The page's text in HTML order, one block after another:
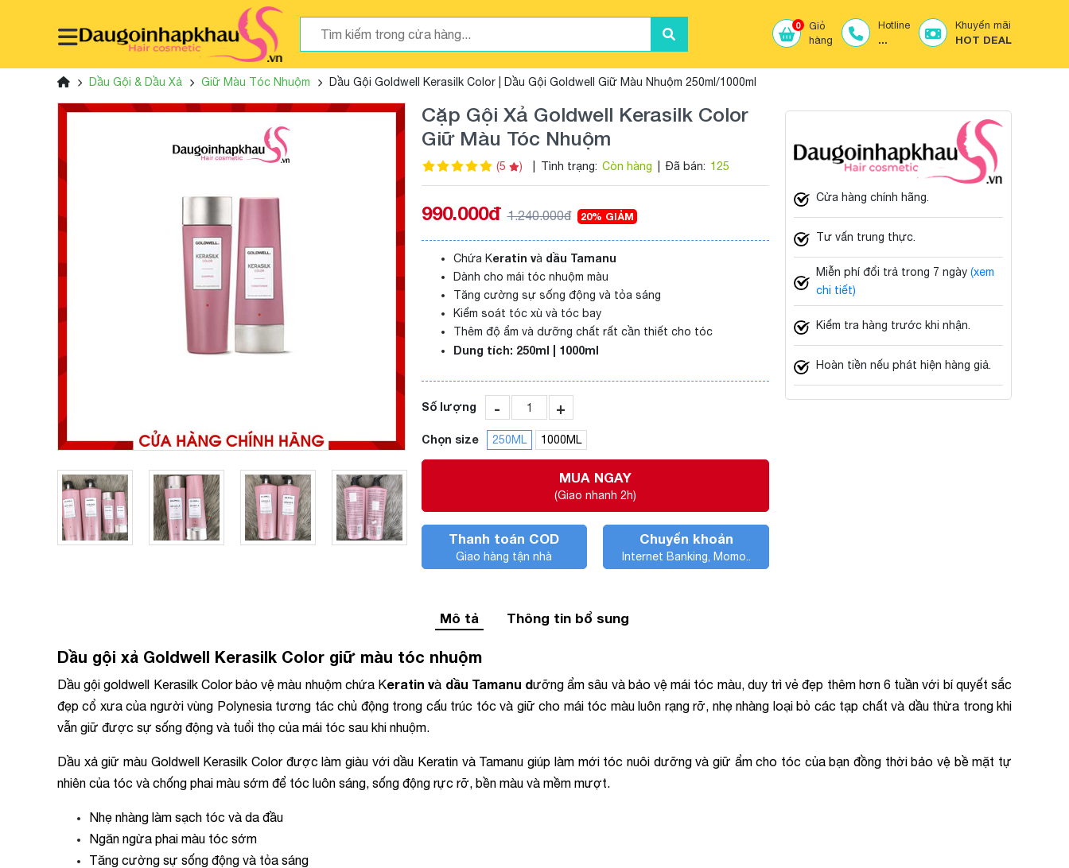
0
Giỏ
hàng
Hotline
...
Khuyến mãi
HOT DEAL
Dầu Gội & Dầu Xả Giữ Màu Tóc Nhuộm Dầu Gội Goldwell Kerasilk Color | Dầu Gội Goldwell Giữ Màu Nhuộm 250ml/1000ml
Cặp Gội Xả Goldwell Kerasilk Color
Giữ Màu Tóc Nhuộm
(5 ) Tình trạng: Còn hàng Đã bán: 125
990.000đ 1.240.000đ 20% GIẢM
Chứa Keratin và dầu Tamanu
Dành cho mái tóc nhuộm màu
Tăng cường sự sống động và tỏa sáng
Kiểm soát tóc xù và tóc bay
Thêm độ ẩm và dưỡng chất rất cần thiết cho tóc
Dung tích: 250ml | 1000ml
Số lượng - +
Chọn size 250ML 1000ML
MUA NGAY
(Giao nhanh 2h)
Thanh toán COD
Giao hàng tận nhà
Chuyển khoản
Internet Banking, Momo..
Cửa hàng chính hãng.
Tư vấn trung thực.
Miễn phí đổi trả trong 7 ngày (xem
chi tiết)
Kiểm tra hàng trước khi nhận.
Hoàn tiền nếu phát hiện hàng giả.
Mô tả Thông tin bổ sung
Dầu gội xả Goldwell Kerasilk Color giữ màu tóc nhuộm
Dầu gội goldwell Kerasilk Color bảo vệ màu nhuộm chứa Keratin và dầu Tamanu dưỡng ẩm sâu và bảo vệ mái tóc màu, duy trì vẻ đẹp thêm hơn 6 tuần với bí quyết sắc
đẹp cổ xưa của người vùng Polynesia tương tác chủ động trong cấu trúc tóc và giữ cho mái tóc màu luôn rạng rỡ, nhẹ nhàng loại bỏ các tạp chất và dầu thừa trong khi
vẫn giữ được sự sống động và tuổi thọ của mái tóc sau khi nhuộm.
Dầu xả giữ màu Goldwell Kerasilk Color được làm giàu với dầu Keratin và Tamanu giúp làm mới tóc nuôi dưỡng và giữ ẩm cho tóc của bạn đồng thời bảo vệ bề mặt tự
nhiên của tóc và chống phai màu sớm để tóc luôn sáng, sống động rực rỡ, bền màu và mềm mượt.
Nhẹ nhàng làm sạch tóc và da đầu
Ngăn ngừa phai màu tóc sớm
Tăng cường sự sống động và tỏa sáng